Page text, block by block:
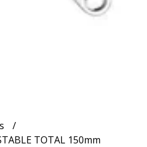
TOTAL 150mm